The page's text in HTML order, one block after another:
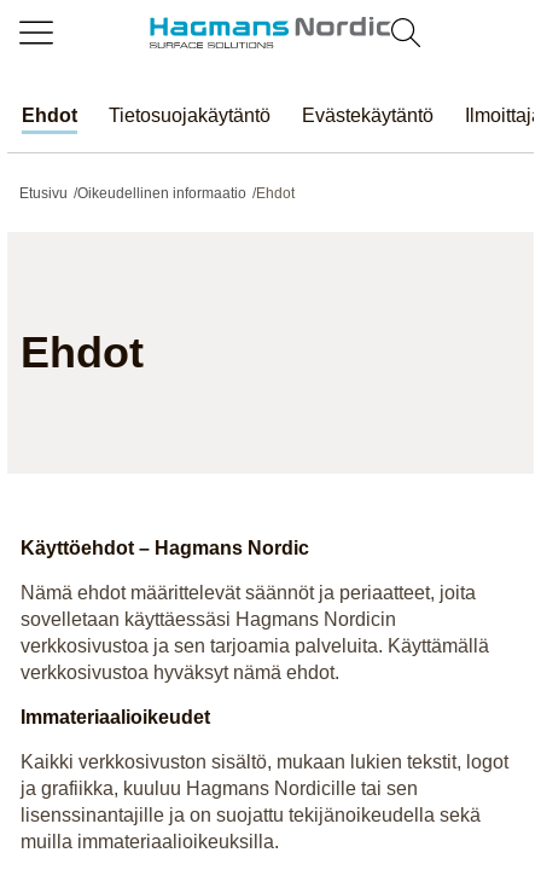
Ehdot Tietosuojakäytäntö Evästekäytäntö
Etusivu /Oikeudellinen informaatio /Ehdot
Ehdot
Käyttöehdot – Hagmans Nordic
Nämä ehdot määrittelevät säännöt ja periaatteet, joita
sovelletaan käyttäessäsi Hagmans Nordicin
verkkosivustoa ja sen tarjoamia palveluita. Käyttämällä
verkkosivustoa hyväksyt nämä ehdot.
Immateriaalioikeudet
Kaikki verkkosivuston sisältö, mukaan lukien tekstit, logot
ja grafiikka, kuuluu Hagmans Nordicille tai sen
lisenssinantajille ja on suojattu tekijänoikeudella sekä
muilla immateriaalioikeuksilla.